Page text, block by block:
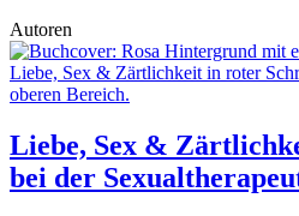
Autoren
Liebe, Sex &
bei der